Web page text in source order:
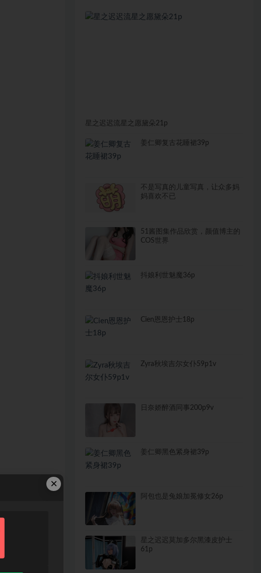
星之迟迟流星之愿黛朵21p
姜仁卿复古花睡裙39p
不是写真的儿童写真，让众多妈
妈喜欢不已
51酱图集作品欣赏，颜值博主的
COS世界
抖娘利世魅魔36p
Cien恩恩护士18p
Zyra秋埃吉尔女仆59p1v
日奈娇醉酒同事200p9v
姜仁卿黑色紧身裙39p
阿包也是兔娘加冕修女26p
星之迟迟莫加多尔黑漆皮护士
61p
×